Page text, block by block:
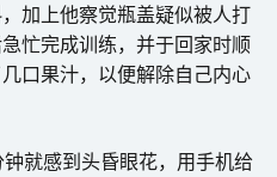
加上他察觉瓶盖疑似被人打
忙完成训练，并于回家时顺
口果汁，以便解除自己内心
就感到头昏眼花，用手机给